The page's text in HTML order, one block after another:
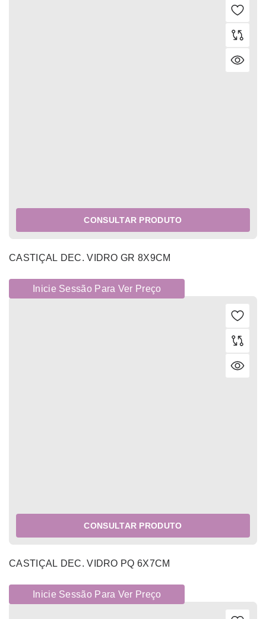
CONSULTAR PRODUTO
CASTIÇAL DEC. VIDRO GR 8X9CM
Inicie Sessão Para Ver Preço
CONSULTAR PRODUTO
CASTIÇAL DEC. VIDRO PQ 6X7CM
Inicie Sessão Para Ver Preço